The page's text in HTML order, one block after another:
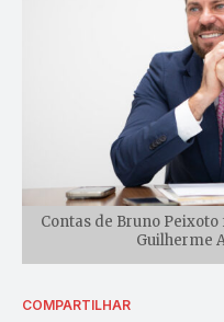
Contas de Bruno
Guilherme
COMPARTILHAR